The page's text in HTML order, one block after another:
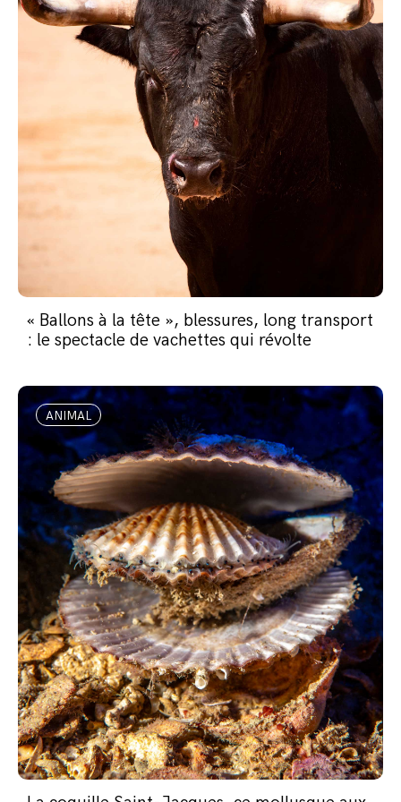
« Ballons à la tête », blessures, long transport
: le spectacle de vachettes qui révolte
ANIMAL